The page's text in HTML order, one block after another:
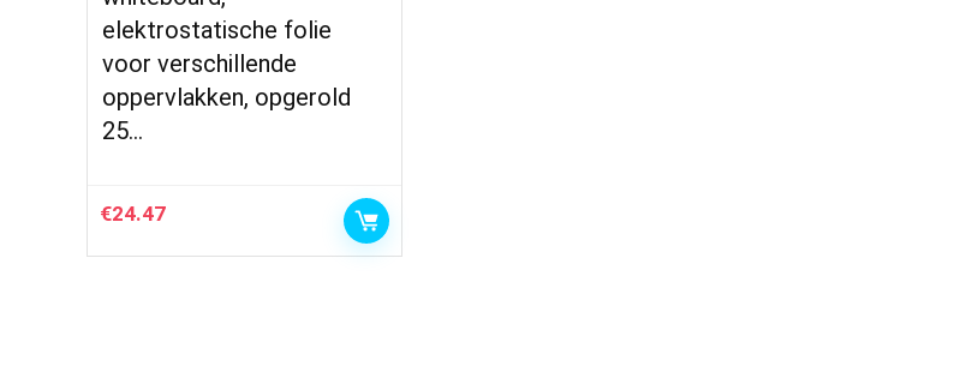
elektrostatische folie
voor verschillende
oppervlakken, opgerold
25…
€24.47